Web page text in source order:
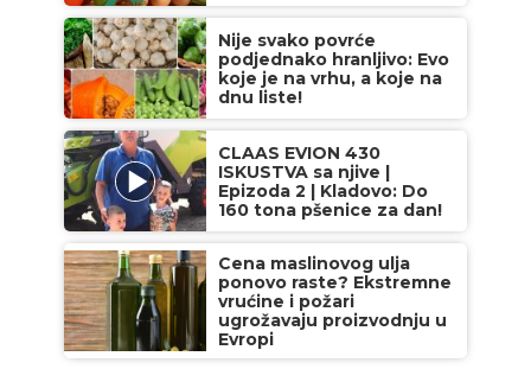
Nije svako povrće
podjednako hranljivo: Evo
koje je na vrhu, a koje na
dnu liste!
CLAAS EVION 430
ISKUSTVA sa njive |
Epizoda 2 | Kladovo: Do
160 tona pšenice za dan!
Cena maslinovog ulja
ponovo raste? Ekstremne
vrućine i požari
ugrožavaju proizvodnju u
Evropi